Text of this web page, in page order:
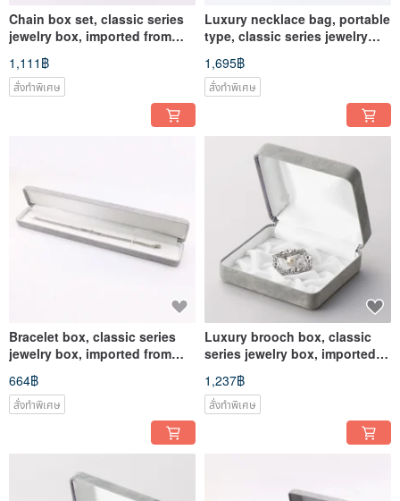
Chain box set, classic series
jewelry box, imported from
Japan
1,111฿
สั่งทำพิเศษ
Luxury necklace bag, portable
type, classic series jewelry
box, imported from Japan
1,695฿
สั่งทำพิเศษ
Bracelet box, classic series
jewelry box, imported from
Japan
664฿
สั่งทำพิเศษ
Luxury brooch box, classic
series jewelry box, imported
from Japan
1,237฿
สั่งทำพิเศษ